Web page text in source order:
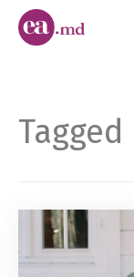
Tagged